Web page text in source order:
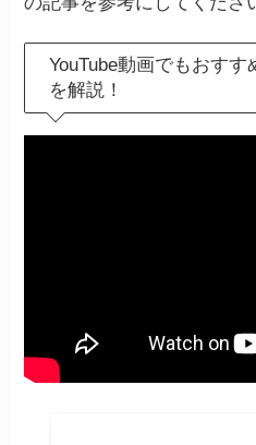
YouTube動画でもおす
を解説！